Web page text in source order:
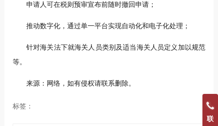
申请人可在税则预审宣布前随时撤回申请；
推动数字化，通过单一平台实现自动化和电子化处理；
针对海关法下就海关人员类别及适当海关人员定义加以规范
等。
来源：网络，如有侵权请联系删除。
标签：
联